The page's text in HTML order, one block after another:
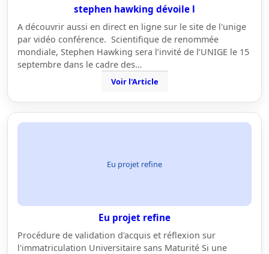
stephen hawking dévoile l
A découvrir aussi en direct en ligne sur le site de l'unige
par vidéo conférence. Scientifique de renommée
mondiale, Stephen Hawking sera l’invité de l’UNIGE le 15
septembre dans le cadre des…
Voir l'Article
Eu projet refine
Eu projet refine
Procédure de validation d'acquis et réflexion sur
l'immatriculation Universitaire sans Maturité Si une